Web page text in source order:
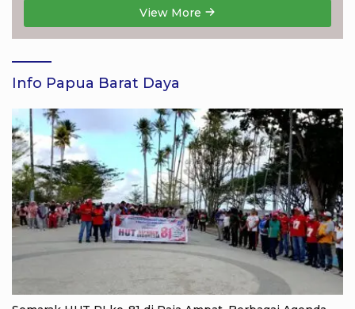
View More
Info Papua Barat Daya